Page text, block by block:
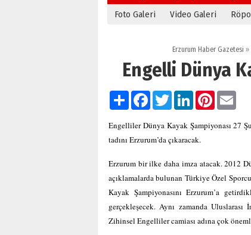
Foto Galeri Video Galeri
Erzurum Haber Gazetesi »
Engelli Dünya
PaylaşFacebook
TwitterLinkedInPinterest
Engelliler Dünya Kayak Şampiyonası 27
tadını Erzurum’da çıkaracak.
Erzurum bir ilke daha imza atacak. 2012
açıklamalarda bulunan Türkiye Özel
Kayak Şampiyonasını Erzurum’a
gerçekleşecek. Aynı zamanda
Zihinsel Engelliler camiası adına çok